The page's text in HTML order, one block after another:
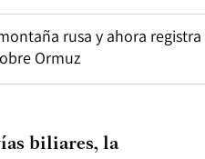
rusa y ahora registra
Ormuz
biliares, la